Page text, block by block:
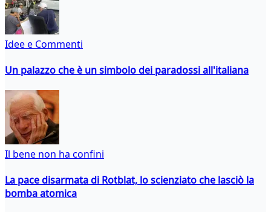
Idee e Commenti
Un palazzo che è un simbolo dei paradossi all'italiana
Il bene non ha confini
La pace disarmata di Rotblat, lo scienziato che lasciò la
bomba atomica